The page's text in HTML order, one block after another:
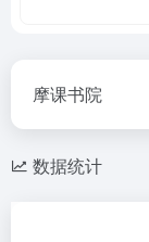
摩课书院
数据统计